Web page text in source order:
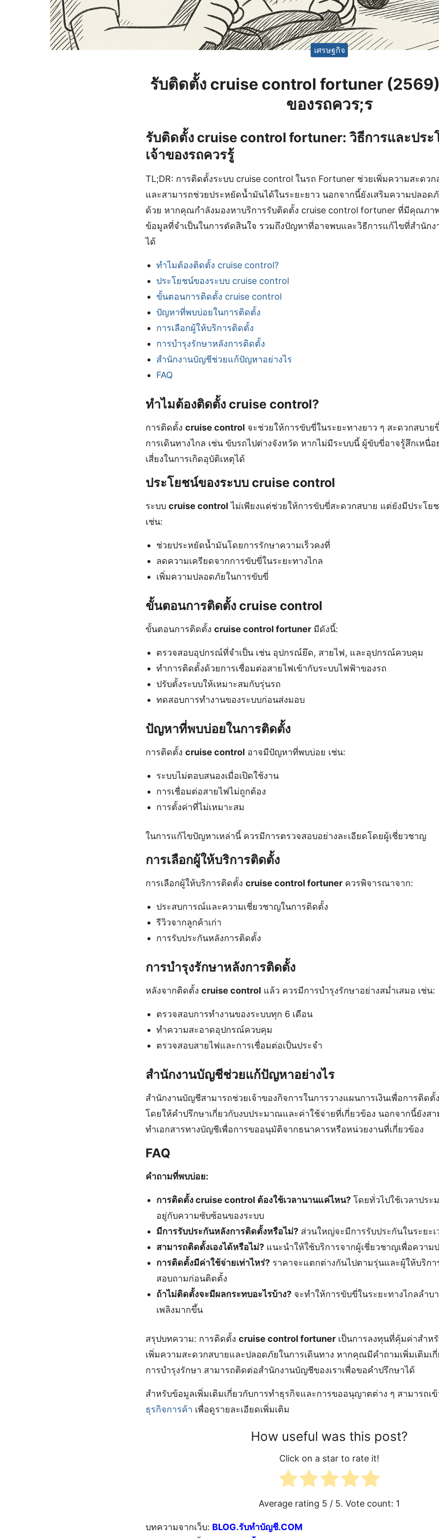
เศรษฐกิจ
รับติดตั้ง cruise control fortuner
ของรถควร;ร
รับติดตั้ง cruise control fortuner: วิธีการและปร
เจ้าของรถควรรู้
TL;DR: การติดตั้งระบบ cruise control ในรถ Fortuner ช่วยเพิ่มความสะดว
และสามารถช่วยประหยัดน้ำมันได้ในระยะยาว นอกจากนี้ยังเสริมความปลอด
ด้วย หากคุณกำลังมองหาบริการรับติดตั้ง cruise control fortuner ที่มีคุณภา
ข้อมูลที่จำเป็นในการตัดสินใจ รวมถึงปัญหาที่อาจพบและวิธีการแก้ไขที่สำนัก
ได้
ทำไมต้องติดตั้ง cruise control?
ประโยชน์ของระบบ cruise control
ขั้นตอนการติดตั้ง cruise control
ปัญหาที่พบบ่อยในการติดตั้ง
การเลือกผู้ให้บริการติดตั้ง
การบำรุงรักษาหลังการติดตั้ง
สำนักงานบัญชีช่วยแก้ปัญหาอย่างไร
FAQ
ทำไมต้องติดตั้ง cruise control?
การติดตั้ง cruise control จะช่วยให้การขับขี่ในระยะทางยาว ๆ สะดวกสบาย
การเดินทางไกล เช่น ขับรถไปต่างจังหวัด หากไม่มีระบบนี้ ผู้ขับขี่อาจรู้สึกเหนื่
เสี่ยงในการเกิดอุบัติเหตุได้
ประโยชน์ของระบบ cruise control
ระบบ cruise control ไม่เพียงแต่ช่วยให้การขับขี่สะดวกสบาย แต่ยังมีประโย
เช่น:
ช่วยประหยัดน้ำมันโดยการรักษาความเร็วคงที่
ลดความเครียดจากการขับขี่ในระยะทางไกล
เพิ่มความปลอดภัยในการขับขี่
ขั้นตอนการติดตั้ง cruise control
ขั้นตอนการติดตั้ง cruise control fortuner มีดังนี้:
ตรวจสอบอุปกรณ์ที่จำเป็น เช่น อุปกรณ์ยึด, สายไฟ, และอุปกรณ์ควบคุม
ทำการติดตั้งด้วยการเชื่อมต่อสายไฟเข้ากับระบบไฟฟ้าของรถ
ปรับตั้งระบบให้เหมาะสมกับรุ่นรถ
ทดสอบการทำงานของระบบก่อนส่งมอบ
ปัญหาที่พบบ่อยในการติดตั้ง
การติดตั้ง cruise control อาจมีปัญหาที่พบบ่อย เช่น:
ระบบไม่ตอบสนองเมื่อเปิดใช้งาน
การเชื่อมต่อสายไฟไม่ถูกต้อง
การตั้งค่าที่ไม่เหมาะสม
ในการแก้ไขปัญหาเหล่านี้ ควรมีการตรวจสอบอย่างละเอียดโดยผู้เชี่ยวชาญ
การเลือกผู้ให้บริการติดตั้ง
การเลือกผู้ให้บริการติดตั้ง cruise control fortuner ควรพิจารณาจาก:
ประสบการณ์และความเชี่ยวชาญในการติดตั้ง
รีวิวจากลูกค้าเก่า
การรับประกันหลังการติดตั้ง
การบำรุงรักษาหลังการติดตั้ง
หลังจากติดตั้ง cruise control แล้ว ควรมีการบำรุงรักษาอย่างสม่ำเสมอ เช่น:
ตรวจสอบการทำงานของระบบทุก 6 เดือน
ทำความสะอาดอุปกรณ์ควบคุม
ตรวจสอบสายไฟและการเชื่อมต่อเป็นประจำ
สำนักงานบัญชีช่วยแก้ปัญหาอย่างไร
สำนักงานบัญชีสามารถช่วยเจ้าของกิจการในการวางแผนการเงินเพื่อการติดตั้ง
โดยให้คำปรึกษาเกี่ยวกับงบประมาณและค่าใช้จ่ายที่เกี่ยวข้อง นอกจากนี้ยังส
ทำเอกสารทางบัญชีเพื่อการขออนุมัติจากธนาคารหรือหน่วยงานที่เกี่ยวข้อง
FAQ
คำถามที่พบบ่อย:
การติดตั้ง cruise control ต้องใช้เวลานานแค่ไหน?โดยทั่วไปใช้เวลาปร
อยู่กับความซับซ้อนของระบบ
มีการรับประกันหลังการติดตั้งหรือไม่?ส่วนใหญ่จะมีการรับประกันในระยะเ
สามารถติดตั้งเองได้หรือไม่?แนะนำให้ใช้บริการจากผู้เชี่ยวชาญเพื่อความ
การติดตั้งมีค่าใช้จ่ายเท่าไหร่?ราคาจะแตกต่างกันไปตามรุ่นและผู้ให้บริกา
สอบถามก่อนติดตั้ง
ถ้าไม่ติดตั้งจะมีผลกระทบอะไรบ้าง?จะทำให้การขับขี่ในระยะทางไกลลำบ
เพลิงมากขึ้น
สรุปบทความ: การติดตั้ง cruise control fortuner เป็นการลงทุนที่คุ้มค่าสำห
เพิ่มความสะดวกสบายและปลอดภัยในการเดินทาง หากคุณมีคำถามเพิ่มเติมเ
การบำรุงรักษา สามารถติดต่อสำนักงานบัญชีของเราเพื่อขอคำปรึกษาได้
สำหรับข้อมูลเพิ่มเติมเกี่ยวกับการทำธุรกิจและการขออนุญาตต่าง ๆ สามารถเข้
ธุรกิจการค้า เพื่อดูรายละเอียดเพิ่มเติม
How useful was this post?
Click on a star to rate it!
Average rating 5 / 5. Vote count: 1
บทความจากเว็บ: BLOG.รับทำบัญชี.COM